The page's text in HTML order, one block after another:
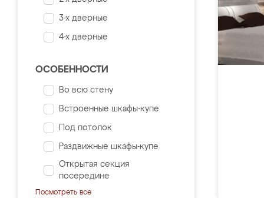
3-х дверные
4-х дверные
ОСОБЕННОСТИ
Во всю стену
Встроенные шкафы-купе
Под потолок
Раздвижные шкафы-купе
Открытая секция
посередине
Посмотреть все